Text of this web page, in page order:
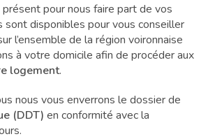
pour nous faire part de vos
sont disponibles pour vous conseiller
l’ensemble de la région voironnaise
à votre domicile afin de procéder aux
logement.
nous vous enverrons le dossier de
(DDT) en conformité avec la